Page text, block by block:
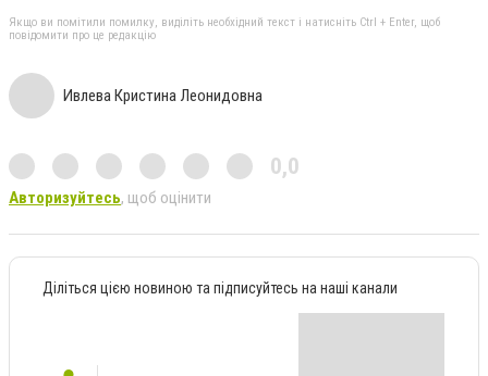
Якщо ви помітили помилку, виділіть необхідний текст і натисніть Ctrl + Enter, щоб
повідомити про це редакцію
Ивлева Кристина Леонидовна
0,0
Авторизуйтесь, щоб оцінити
Діліться цією новиною та підписуйтесь на наші канали